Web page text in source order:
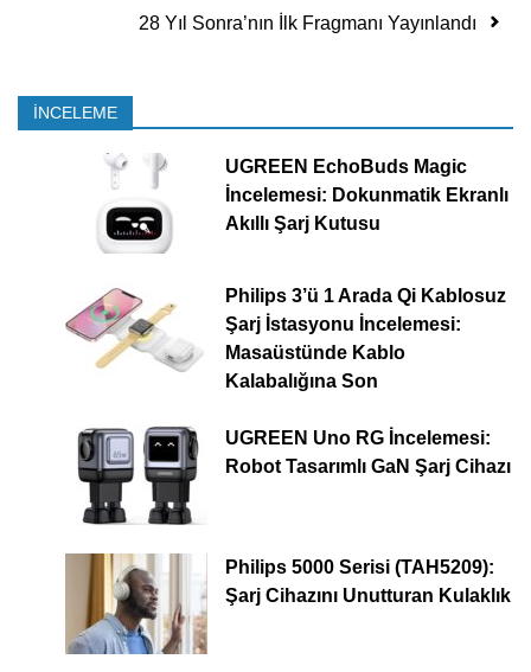
28 Yıl Sonra’nın İlk Fragmanı Yayınlandı
İNCELEME
UGREEN EchoBuds Magic
İncelemesi: Dokunmatik Ekranlı
Akıllı Şarj Kutusu
Philips 3’ü 1 Arada Qi Kablosuz
Şarj İstasyonu İncelemesi:
Masaüstünde Kablo
Kalabalığına Son
UGREEN Uno RG İncelemesi:
Robot Tasarımlı GaN Şarj Cihazı
Philips 5000 Serisi (TAH5209):
Şarj Cihazını Unutturan Kulaklık